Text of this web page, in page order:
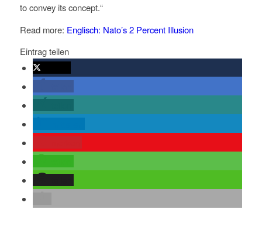
to convey its concept.“
Read more: Englisch: Nato’s 2 Percent Illusion
Eintrag teilen